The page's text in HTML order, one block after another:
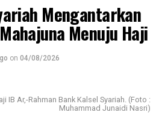
Mengantarkan
Menuju Haji
on 04/08/2026
IB Ar,-Rahman Bank Kalsel Syariah. (Foto :
Muhammad Junaidi Nasri)